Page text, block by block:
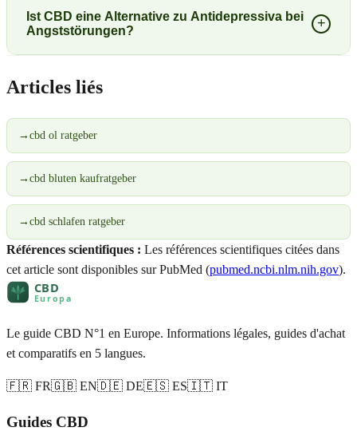
Ist CBD eine Alternative zu Antidepressiva bei
Angststörungen?
+
Articles liés
→ cbd ol ratgeber
→ cbd bluten kaufratgeber
→ cbd schlafen ratgeber
Références scientifiques : Les références scientifiques citées dans
cet article sont disponibles sur PubMed (pubmed.ncbi.nlm.nih.gov).
Le guide CBD N°1 en Europe. Informations légales, guides d'achat
et comparatifs en 5 langues.
🇫🇷 FR🇬🇧 EN🇩🇪 DE🇪🇸 ES🇮🇹 IT
Guides CBD